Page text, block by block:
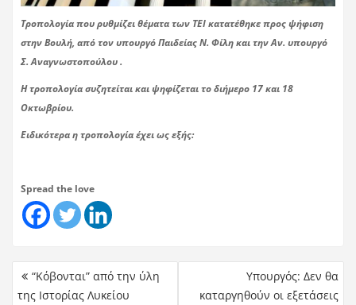
Τροπολογία που ρυθμίζει θέματα των ΤΕΙ κατατέθηκε προς ψήφιση
στην Βουλή, από τον υπουργό Παιδείας Ν. Φίλη και την Αν. υπουργό
Σ. Αναγνωστοπούλου .
Η τροπολογία συζητείται και ψηφίζεται το διήμερο 17 και 18
Οκτωβρίου.
Ειδικότερα η τροπολογία έχει ως εξής:
Spread the love
“Κόβονται” από την ύλη
της Ιστορίας Λυκείου
Υπουργός: Δεν θα
καταργηθούν οι εξετάσεις